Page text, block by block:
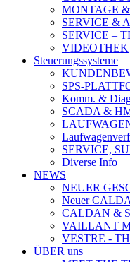
MONTAGE
SERVICE &
SERVICE –
VIDEOTHEK
Steuerungssysteme
SPS-
Komm. &
SCADA &
SERVICE,
Diverse Info
NEWS
NEUER
Neuer
CALDAN &
VAILLANT
VESTRE -
ÜBER uns